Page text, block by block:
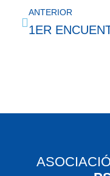
ANTERIOR